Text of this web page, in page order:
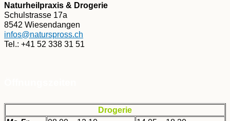
Naturheilpraxis & Drogerie
Schulstrasse 17a
8542 Wiesendangen
infos@naturspross.ch
Tel.: +41 52 338 31 51
Drogerie